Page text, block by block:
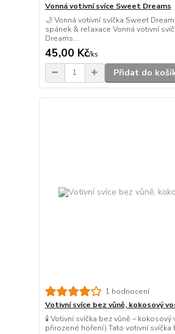
Vonná votivní svíce Sweet Dreams
🌙 Vonná votivní svíčka Sweet
spánek & relaxace Vonná votivní
Dreams...
45,00 Kč/ks
Přidat do
1 hodnocení
Votivní svíce bez vůně, kokosový
🕯️ Votivní svíčka bez vůně –
přirozené hoření) Tato votivní svíčka